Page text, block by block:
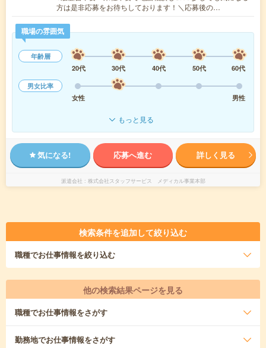
方は是非応募をお待ちしております！＼応募後の…
職場の雰囲気
年齢層
20代
30代 40代 50代
60代
男女比率
女性
男性
もっと見る
気になる! 応募へ進む 詳しく見る
派遣会社 株式会社スタッフサービス メディカル事業本部
検索条件を追加して絞り込む
職種でお仕事情報を絞り込む
他の検索結果ページを見る
職種でお仕事情報をさがす
勤務地でお仕事情報をさがす